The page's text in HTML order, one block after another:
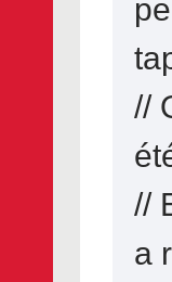
//
//
a